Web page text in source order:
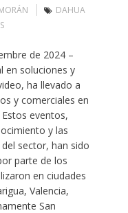
DAHUA
de 2024 –
en soluciones y
ha llevado a
y comerciales en
eventos,
y las
sector, han sido
parte de los
en ciudades
Valencia,
San